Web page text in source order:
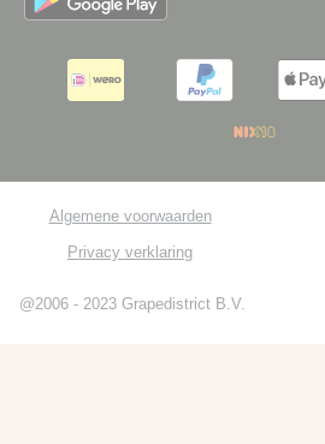
Algemene voorwaarden
Privacy verklaring
@2006 - 2023 Grapedistrict B.V.